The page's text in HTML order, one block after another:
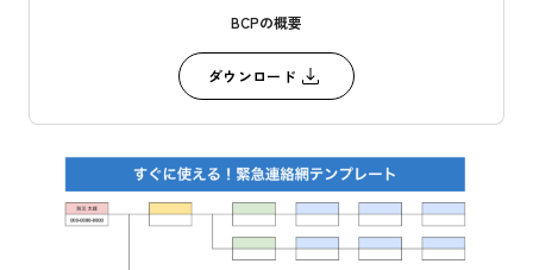
BCPの概要
ダウンロード